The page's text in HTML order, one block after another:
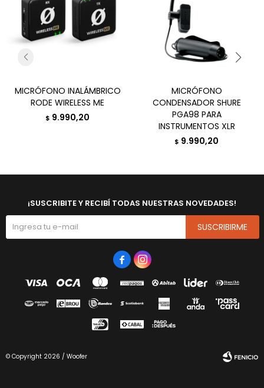
MICRÓFONO INALÁMBRICO
RODE WIRELESS ME
$ 9.990,20
MICRÓFONO
CONDENSADOR SHURE
PGA98 PARA
INSTRUMENTOS XLR
$ 9.990,20
¡SUSCRIBITE Y RECIBÍ TODAS NUESTRAS NOVEDADES!
SUSCRIBIRME
 
© Copyright 2026 / Woofer